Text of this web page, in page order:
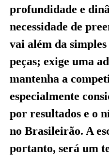
profundidade e
necessidade de
vai além da
peças; exige uma
mantenha a
especialmente
por resultados e o
no Brasileirão. A
portanto, será um